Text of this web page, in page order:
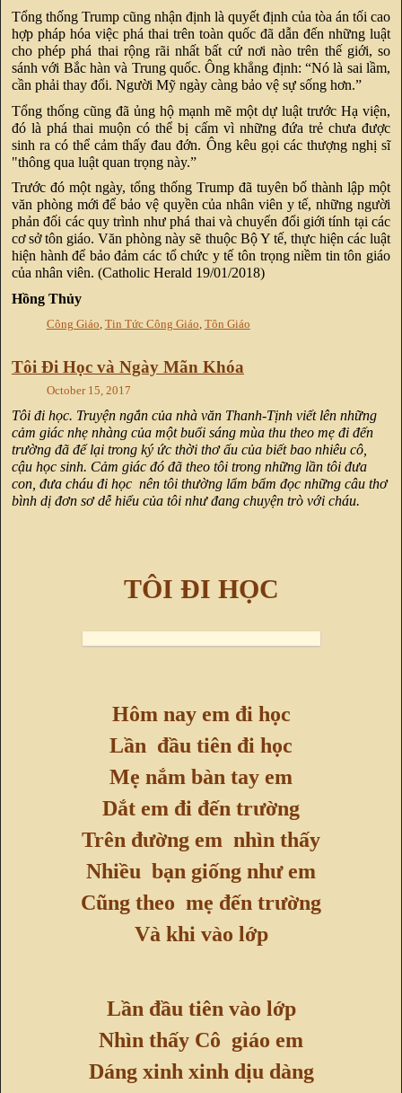
Tổng thống Trump cũng nhận định là quyết định của tòa án tối cao
hợp pháp hóa việc phá thai trên toàn quốc đã dẫn đến những luật
cho phép phá thai rộng rãi nhất bất cứ nơi nào trên thế giới, so
sánh với Bắc hàn và Trung quốc. Ông khẳng định: “Nó là sai lầm,
cần phải thay đổi. Người Mỹ ngày càng bảo vệ sự sống hơn.”
Tổng thống cũng đã ủng hộ mạnh mẽ một dự luật trước Hạ viện,
đó là phá thai muộn có thể bị cấm vì những đứa trẻ chưa được
sinh ra có thể cảm thấy đau đớn. Ông kêu gọi các thượng nghị sĩ
"thông qua luật quan trọng này.”
Trước đó một ngày, tổng thống Trump đã tuyên bố thành lập một
văn phòng mới để bảo vệ quyền của nhân viên y tế, những người
phản đối các quy trình như phá thai và chuyển đổi giới tính tại các
cơ sở tôn giáo. Văn phòng này sẽ thuộc Bộ Y tế, thực hiện các luật
hiện hành để bảo đảm các tổ chức y tế tôn trọng niềm tin tôn giáo
của nhân viên. (Catholic Herald 19/01/2018)
Hồng Thủy
Công Giáo Tin Tức Công Giáo Tôn Giáo
Tôi Đi Học và Ngày Mãn Khóa
October 15, 2017
Tôi đi học. Truyện ngắn của nhà văn Thanh-Tịnh viết lên những
cảm giác nhẹ nhàng của một buổi sáng mùa thu theo mẹ đi đến
trường đã để lại trong ký ức thời thơ ấu của biết bao nhiêu cô,
cậu học sinh. Cảm giác đó đã theo tôi trong những lần tôi đưa
con, đưa cháu đi học nên tôi thường lẩm bẩm đọc những câu thơ
bình dị đơn sơ dễ hiểu của tôi như đang chuyện trò với cháu.
TÔI ĐI HỌC
Hôm nay em đi học
Lần đầu tiên đi học
Mẹ nắm bàn tay em
Dắt em đi đến trường
Trên đường em nhìn thấy
Nhiều bạn giống như em
Cũng theo mẹ đến trường
Và khi vào lớp
Lần đầu tiên vào lớp
Nhìn thấy Cô giáo em
Dáng xinh xinh dịu dàng